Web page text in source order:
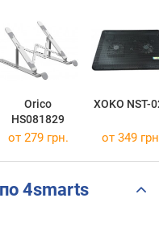
Orico
HS081829
XOKO NST-
от 279 грн. от 349
4smarts